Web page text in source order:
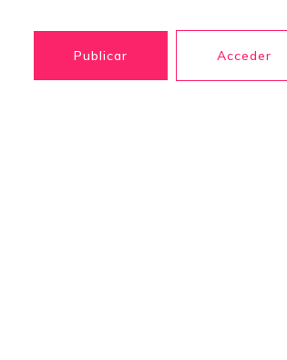
Publicar Acceder